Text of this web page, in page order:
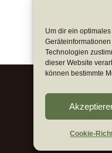
Um dir ein
Technologien
dieser Website
können bestimmte
Cookie-
Cookie-